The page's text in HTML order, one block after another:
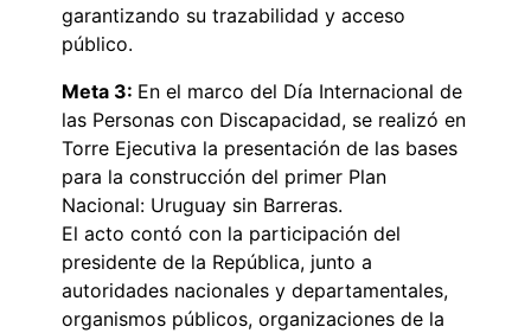
garantizando su trazabilidad y acceso
público.
Meta 3: En el marco del Día Internacional de
las Personas con Discapacidad, se realizó en
Torre Ejecutiva la presentación de las bases
para la construcción del primer Plan
Nacional: Uruguay sin Barreras.
El acto contó con la participación del
presidente de la República, junto a
autoridades nacionales y departamentales,
organismos públicos, organizaciones de la